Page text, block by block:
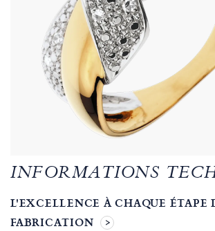
INFORMATIONS
L'EXCELLENCE À CHAQUE ÉTAPE
FABRICATION